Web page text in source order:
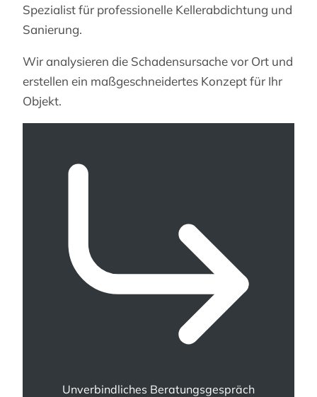
Spezialist für professionelle Kellerabdichtung und
Sanierung.
Wir analysieren die Schadensursache vor Ort und
erstellen ein maßgeschneidertes Konzept für Ihr
Objekt.
Unverbindliches Beratungsgespräch